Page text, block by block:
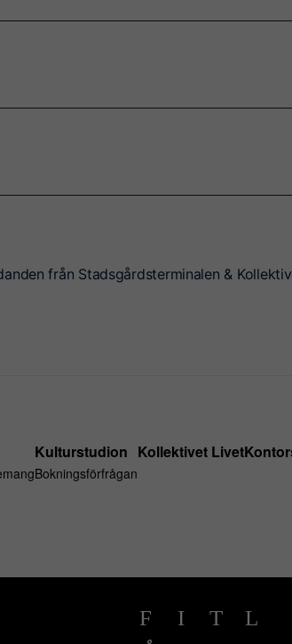
från Stadsgårdsterminalen &
Kulturstudion
Bokningsförfrågan
Kollektivet Livet
FacebookInstagram
TikTok